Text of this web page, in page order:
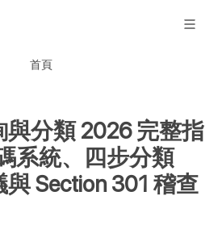
首頁
與分類 2026 完整指
系統、四步分類
Section 301 稽查